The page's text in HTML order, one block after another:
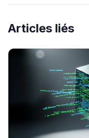
Articles liés